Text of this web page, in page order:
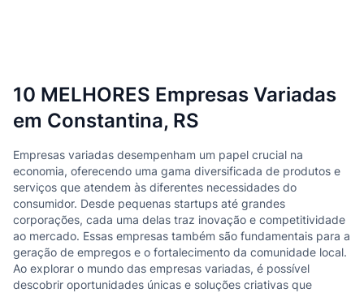
10 MELHORES Empresas Variadas
em Constantina, RS
Empresas variadas desempenham um papel crucial na
economia, oferecendo uma gama diversificada de produtos e
serviços que atendem às diferentes necessidades do
consumidor. Desde pequenas startups até grandes
corporações, cada uma delas traz inovação e competitividade
ao mercado. Essas empresas também são fundamentais para a
geração de empregos e o fortalecimento da comunidade local.
Ao explorar o mundo das empresas variadas, é possível
descobrir oportunidades únicas e soluções criativas que